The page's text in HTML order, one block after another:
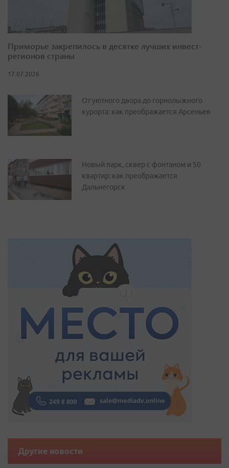
Приморье закрепилось в десятке лучших инвест-
регионов страны
17.07.2026
От уютного двора до горнолыжного
курорта: как преображается Арсеньев
Новый парк, сквер с фонтаном и 50
квартир: как преображается
Дальнегорск
Другие новости